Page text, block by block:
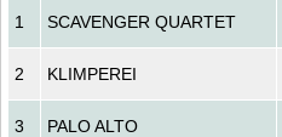
1 SCAVENGER QUARTET
2 KLIMPEREI
3 PALO ALTO